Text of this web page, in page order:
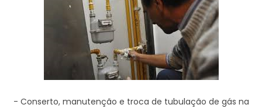
- Conserto, manutenção e troca de tubulação de gás na